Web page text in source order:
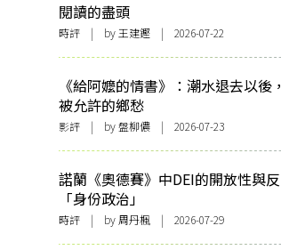
閱讀的盡頭
時評 | by 王建鏗 | 2026-07-22
《給阿嬤的情書》：潮水退去以後，
被允許的鄉愁
影評 | by 盤柳儂 | 2026-07-23
諾蘭《奧德賽》中DEI的開放性與反
「身份政治」
時評 | by 周丹楓 | 2026-07-29